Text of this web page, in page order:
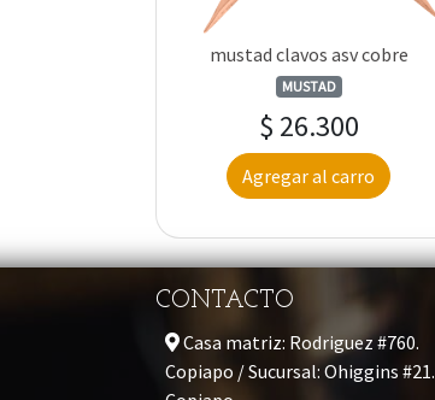
mustad clavos asv cobre
MUSTAD
$ 26.300
Agregar al carro
CONTACTO
Casa matriz: Rodriguez #760.
Copiapo / Sucursal: Ohiggins #21.